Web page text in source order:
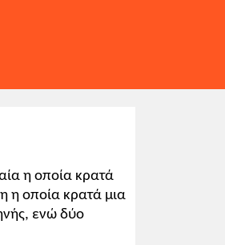
η οποία κρατά
η οποία κρατά μια
ενώ δύο